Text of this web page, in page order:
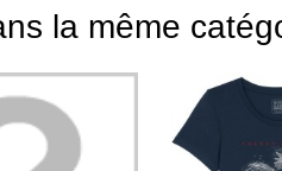
la même